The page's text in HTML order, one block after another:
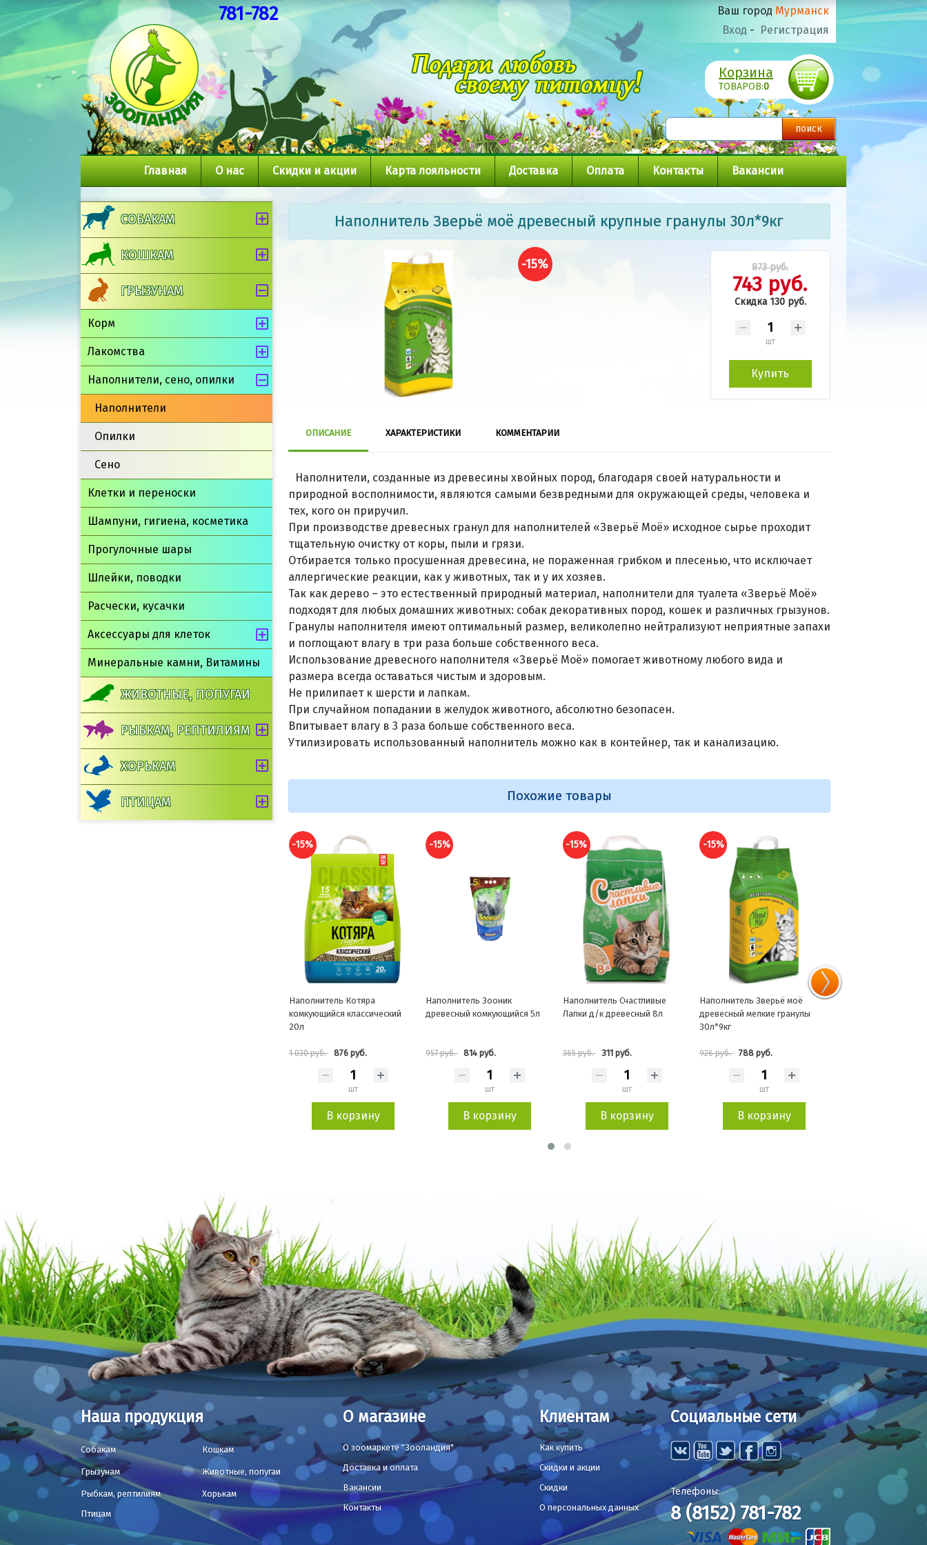
781-782 Ваш город Мурманск
Вход - Регистрация
Корзина
ТОВАРОВ:0
Главная О нас Скидки и акции Карта лояльности Доставка Оплата Контакты Вакансии
СОБАКАМ
КОШКАМ
ГРЫЗУНАМ
Корм
Лакомства
Наполнители, сено, опилки
Наполнители
Опилки
Сено
Клетки и переноски
Шампуни, гигиена, косметика
Прогулочные шары
Шлейки, поводки
Расчески, кусачки
Аксессуары для клеток
Минеральные камни, Витамины
ЖИВОТНЫЕ, ПОПУГАИ
РЫБКАМ, РЕПТИЛИЯМ
ХОРЬКАМ
ПТИЦАМ
Наполнитель Зверьё моё древесный крупные гранулы 30л*9кг
-15% 873 руб.
743 руб.
Скидка 130 руб.
шт
Купить
ОПИСАНИЕ ХАРАКТЕРИСТИКИ КОММЕНТАРИИ
Наполнители, созданные из древесины хвойных пород, благодаря своей натуральности и
природной восполнимости, являются самыми безвредными для окружающей среды, человека и
тех, кого он приручил.
При производстве древесных гранул для наполнителей «Зверьё Mоё» исходное сырье проходит
тщательную очистку от коры, пыли и грязи.
Отбирается только просушенная древесина, не пораженная грибком и плесенью, что исключает
аллергические реакции, как у животных, так и у их хозяев.
Так как дерево – это естественный природный материал, наполнители для туалета «Зверьё Mоё»
подходят для любых домашних животных: собак декоративных пород, кошек и различных грызунов.
Гранулы наполнителя имеют оптимальный размер, великолепно нейтрализуют неприятные запахи
и поглощают влагу в три раза больше собственного веса.
Использование древесного наполнителя «Зверьё Mоё» помогает животному любого вида и
размера всегда оставаться чистым и здоровым.
Не прилипает к шерсти и лапкам.
При случайном попадании в желудок животного, абсолютно безопасен.
Впитывает влагу в 3 раза больше собственного веса.
Утилизировать использованный наполнитель можно как в контейнер, так и канализацию.
Похожие товары
-15%
Наполнитель Зооник
древесный комкующийся 5л
957 руб. 814 руб.
шт
В корзину
-15%
Наполнитель Счастливые
Лапки д/к древесный 8л
365 руб. 311 руб.
шт
В корзину
-15%
Наполнитель Зверьё моё
древесный мелкие гранулы
926 руб. 788 руб.
шт
В корзину
-15%
Наполнитель СИ СИ Кэт
Древесный 8л
399 руб. 340 руб.
шт
В корзину
Наша продукция
Собакам Кошкам
Грызунам Животные, попугаи
Рыбкам, рептилиям
Хорькам
Птицам
О магазине
О зоомаркете "Зооландия"
Доставка и оплата
Вакансии
Контакты
Клиентам
Как купить
Скидки и акции
Скидки
О персональных данных
Социальные сети
Телефоны:
8 (8152) 781-782